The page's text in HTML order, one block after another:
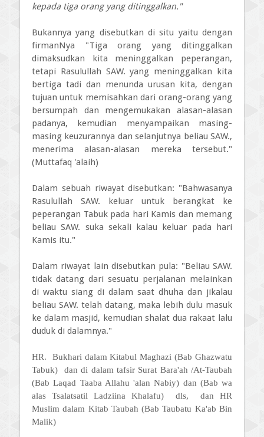
kepada tiga orang yang ditinggalkan."
Bukannya yang disebutkan di situ yaitu dengan
firmanNya "Tiga orang yang ditinggalkan
dimaksudkan kita meninggalkan peperangan,
tetapi Rasulullah SAW. yang meninggalkan kita
bertiga tadi dan menunda urusan kita, dengan
tujuan untuk memisahkan dari orang-orang yang
bersumpah dan mengemukakan alasan-alasan
padanya, kemudian menyampaikan masing-
masing keuzurannya dan selanjutnya beliau SAW.,
menerima alasan-alasan mereka tersebut."
(Muttafaq 'alaih)
Dalam sebuah riwayat disebutkan: "Bahwasanya
Rasulullah SAW. keluar untuk berangkat ke
peperangan Tabuk pada hari Kamis dan memang
beliau SAW. suka sekali kalau keluar pada hari
Kamis itu."
Dalam riwayat lain disebutkan pula: "Beliau SAW.
tidak datang dari sesuatu perjalanan melainkan
di waktu siang di dalam saat dhuha dan jikalau
beliau SAW. telah datang, maka lebih dulu masuk
ke dalam masjid, kemudian shalat dua rakaat lalu
duduk di dalamnya."
HR. Bukhari dalam Kitabul Maghazi (Bab Ghazwatu
Tabuk) dan di dalam tafsir Surat Bara'ah /At-Taubah
(Bab Laqad Taaba Allahu 'alan Nabiy) dan (Bab wa
alas Tsalatsatil Ladziina Khalafu) dls, dan HR
Muslim dalam Kitab Taubah (Bab Taubatu Ka'ab Bin
Malik)